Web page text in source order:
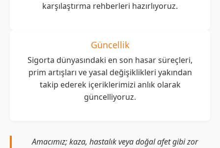
karşılaştırma rehberleri hazırlıyoruz.
Güncellik
Sigorta dünyasındaki en son hasar süreçleri,
prim artışları ve yasal değişiklikleri yakından
takip ederek içeriklerimizi anlık olarak
güncelliyoruz.
Amacımız; kaza, hastalık veya doğal afet gibi zor